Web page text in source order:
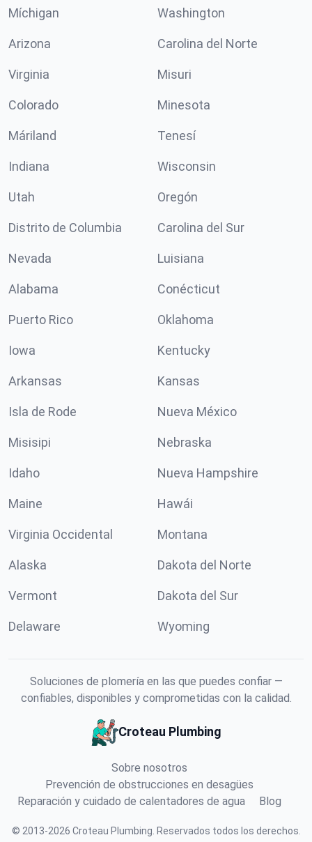
Míchigan Washington
Arizona Carolina del Norte
Virginia Misuri
Colorado Minesota
Máriland Tenesí
Indiana Wisconsin
Utah Oregón
Distrito de Columbia Carolina del Sur
Nevada Luisiana
Alabama Conécticut
Puerto Rico Oklahoma
Iowa Kentucky
Arkansas Kansas
Isla de Rode Nueva México
Misisipi Nebraska
Idaho Nueva Hampshire
Maine Hawái
Virginia Occidental Montana
Alaska Dakota del Norte
Vermont Dakota del Sur
Delaware Wyoming
Soluciones de plomería en las que puedes confiar —
confiables, disponibles y comprometidas con la calidad.
Croteau Plumbing
Sobre nosotros
Prevención de obstrucciones en desagües
Reparación y cuidado de calentadores de agua
Blog
© 2013-2026 Croteau Plumbing Reservados todos los derechos.